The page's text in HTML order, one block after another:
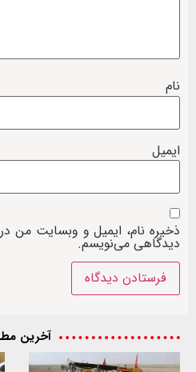
نام
ایمیل
ذخیره نام، ایمیل و وبسایت من در
دیدگاهی می‌نویسم.
آخرین